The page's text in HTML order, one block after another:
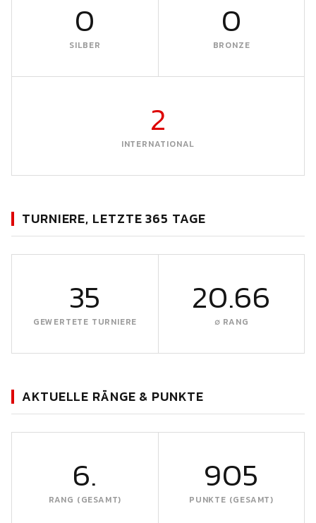
0
SILBER
0
BRONZE
2
INTERNATIONAL
TURNIERE, LETZTE 365 TAGE
35
GEWERTETE TURNIERE
20.66
∅ RANG
AKTUELLE RÄNGE & PUNKTE
6.
RANG (GESAMT)
905
PUNKTE (GESAMT)